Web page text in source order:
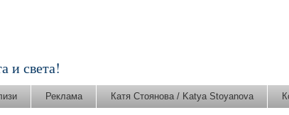
и света!
Реклама Катя Стоянова / Katya Stoyanova